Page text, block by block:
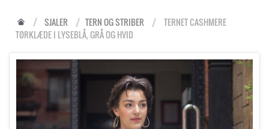
SJALER TERN OG STRIBER
TERNET CASHMERE
TØRKLÆDE I LYSEBLÅ, GRÅ OG HVID